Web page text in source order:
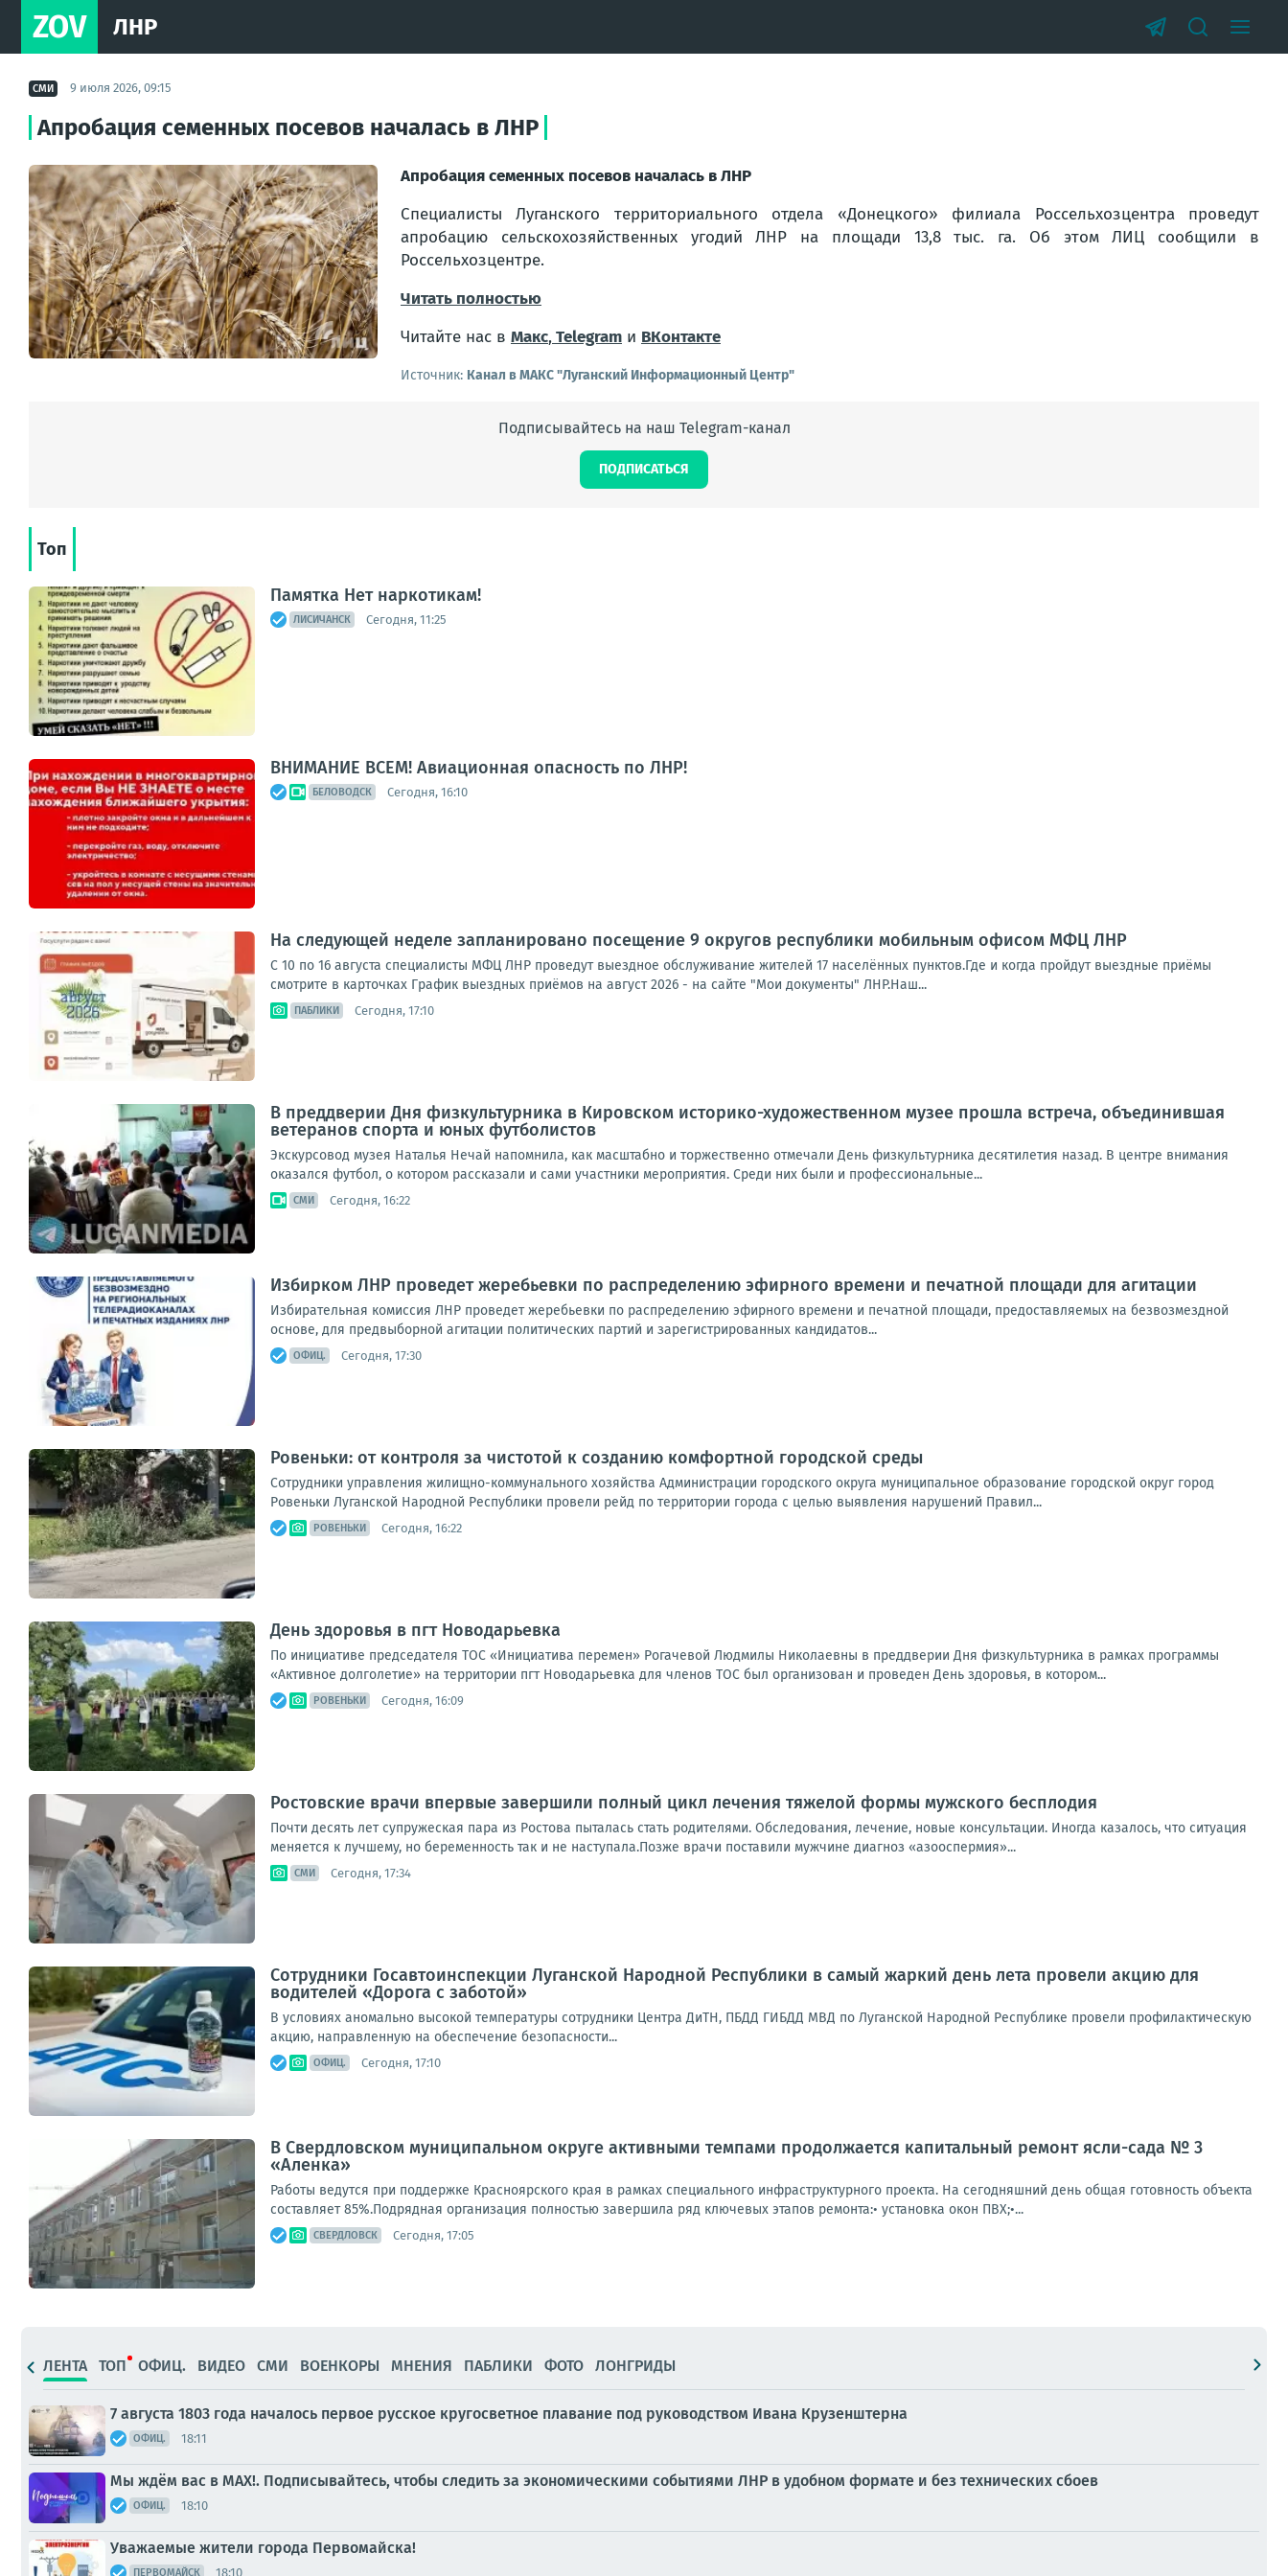
ZOV ЛНР
СМИ 9 июля 2026, 09:15
Апробация семенных посевов началась в ЛНР
Апробация семенных посевов началась в ЛНР
Специалисты Луганского территориального отдела «Донецкого» филиала Россельхозцентра проведут
апробацию сельскохозяйственных угодий ЛНР на площади 13,8 тыс. га. Об этом ЛИЦ сообщили в
Россельхозцентре.
Читать полностью
Читайте нас в Макс,Telegram и ВКонтакте
Источник: Канал в МАКС "Луганский Информационный Центр"
Подписывайтесь на наш Telegram-канал
ПОДПИСАТЬСЯ
Топ
Памятка Нет наркотикам!
ЛИСИЧАНСК Сегодня, 11:25
ВНИМАНИЕ ВСЕМ! Авиационная опасность по ЛНР!
БЕЛОВОДСК Сегодня, 16:10
На следующей неделе запланировано посещение 9 округов республики мобильным офисом МФЦ ЛНР
С 10 по 16 августа специалисты МФЦ ЛНР проведут выездное обслуживание жителей 17 населённых пунктов.Где и когда пройдут выездные приёмы
смотрите в карточках График выездных приёмов на август 2026 - на сайте "Мои документы" ЛНР.Наш...
ПАБЛИКИ Сегодня, 17:10
В преддверии Дня физкультурника в Кировском историко-художественном музее прошла встреча, объединившая
ветеранов спорта и юных футболистов
Экскурсовод музея Наталья Нечай напомнила, как масштабно и торжественно отмечали День физкультурника десятилетия назад. В центре внимания
оказался футбол, о котором рассказали и сами участники мероприятия. Среди них были и профессиональные...
СМИ Сегодня, 16:22
Избирком ЛНР проведет жеребьевки по распределению эфирного времени и печатной площади для агитации
Избирательная комиссия ЛНР проведет жеребьевки по распределению эфирного времени и печатной площади, предоставляемых на безвозмездной
основе, для предвыборной агитации политических партий и зарегистрированных кандидатов...
ОФИЦ. Сегодня, 17:30
Ровеньки: от контроля за чистотой к созданию комфортной городской среды
Сотрудники управления жилищно-коммунального хозяйства Администрации городского округа муниципальное образование городской округ город
Ровеньки Луганской Народной Республики провели рейд по территории города с целью выявления нарушений Правил...
РОВЕНЬКИ Сегодня, 16:22
День здоровья в пгт Новодарьевка
По инициативе председателя ТОС «Инициатива перемен» Рогачевой Людмилы Николаевны в преддверии Дня физкультурника в рамках программы
«Активное долголетие» на территории пгт Новодарьевка для членов ТОС был организован и проведен День здоровья, в котором...
РОВЕНЬКИ Сегодня, 16:09
Ростовские врачи впервые завершили полный цикл лечения тяжелой формы мужского бесплодия
Почти десять лет супружеская пара из Ростова пыталась стать родителями. Обследования, лечение, новые консультации. Иногда казалось, что ситуация
меняется к лучшему, но беременность так и не наступала.Позже врачи поставили мужчине диагноз «азооспермия»...
СМИ Сегодня, 17:34
Сотрудники Госавтоинспекции Луганской Народной Республики в самый жаркий день лета провели акцию для
водителей «Дорога с заботой»
В условиях аномально высокой температуры сотрудники Центра ДиТН, ПБДД ГИБДД МВД по Луганской Народной Республике провели профилактическую
акцию, направленную на обеспечение безопасности...
ОФИЦ. Сегодня, 17:10
В Свердловском муниципальном округе активными темпами продолжается капитальный ремонт ясли-сада № 3
«Аленка»
Работы ведутся при поддержке Красноярского края в рамках специального инфраструктурного проекта. На сегодняшний день общая готовность объекта
составляет 85%.Подрядная организация полностью завершила ряд ключевых этапов ремонта:• установка окон ПВХ;•...
СВЕРДЛОВСК Сегодня, 17:05
ЛЕНТА ТОП ОФИЦ. ВИДЕО СМИ ВОЕНКОРЫ МНЕНИЯ ПАБЛИКИ ФОТО ЛОНГРИДЫ
7 августа 1803 года началось первое русское кругосветное плавание под руководством Ивана Крузенштерна
ОФИЦ. 18:11
Мы ждём вас в МАХ!. Подписывайтесь, чтобы следить за экономическими событиями ЛНР в удобном формате и без технических сбоев
ОФИЦ. 18:10
Уважаемые жители города Первомайска!
ПЕРВОМАЙСК 18:10